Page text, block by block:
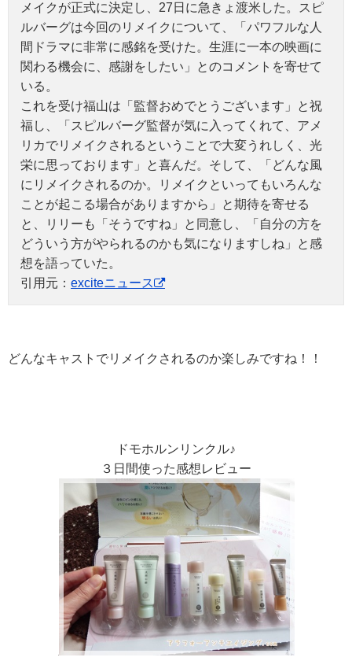
メイクが正式に決定し、27日に急きょ渡米した。スピ
ルバーグは今回のリメイクについて、「パワフルな人
間ドラマに非常に感銘を受けた。生涯に一本の映画に
関わる機会に、感謝をしたい」とのコメントを寄せて
いる。
これを受け福山は「監督おめでとうございます」と祝
福し、「スピルバーグ監督が気に入ってくれて、アメ
リカでリメイクされるということで大変うれしく、光
栄に思っております」と喜んだ。そして、「どんな風
にリメイクされるのか。リメイクといってもいろんな
ことが起こる場合がありますから」と期待を寄せる
と、リリーも「そうですね」と同意し、「自分の方を
どういう方がやられるのかも気になりますしね」と感
想を語っていた。
引用元： exciteニュース
どんなキャストでリメイクされるのか楽しみですね！！
ドモホルンリンクル♪
３日間使った感想レビュー